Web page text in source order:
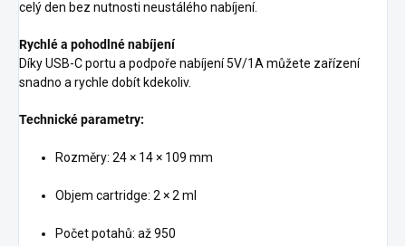
celý den bez nutnosti neustálého nabíjení.
Rychlé a pohodlné nabíjení
Díky USB-C portu a podpoře nabíjení 5V/1A můžete zařízení
snadno a rychle dobít kdekoliv.
Technické parametry:
Rozměry: 24 × 14 × 109 mm
Objem cartridge: 2 × 2 ml
Počet potahů: až 950